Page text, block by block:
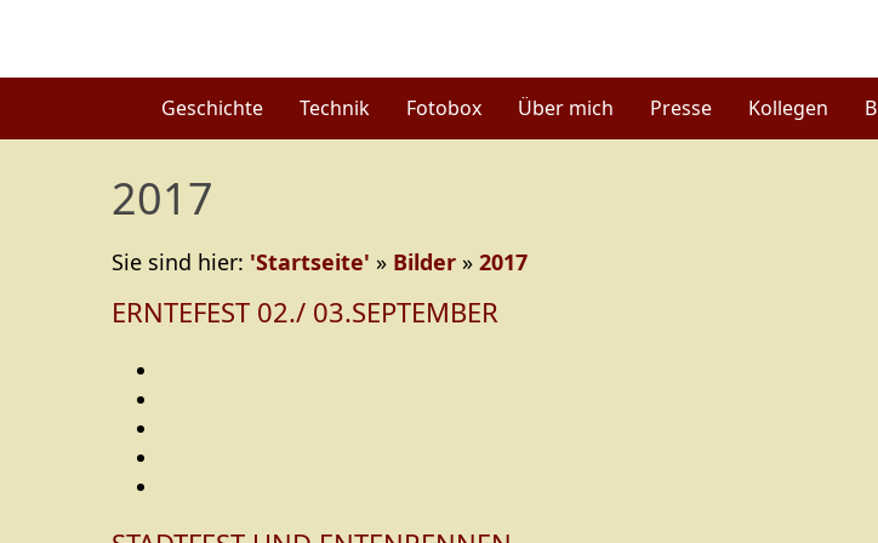
Geschichte Technik Fotobox Über mich Presse Kollegen
2017
Sie sind hier: 'Startseite' » Bilder » 2017
ERNTEFEST 02./ 03.SEPTEMBER